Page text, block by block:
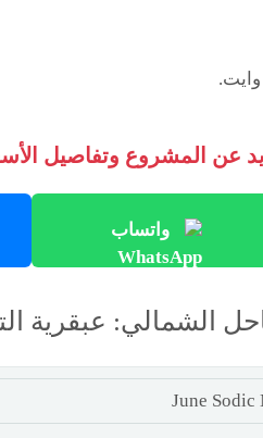
عن المشروع وتفاصيل
واتساب
الشمالي: عبقرية